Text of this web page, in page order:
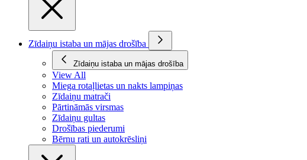
Zīdaiņu istaba un mājas drošība
Zīdaiņu istaba un mājas drošība
View All
Miega rotaļlietas un nakts lampiņas
Zīdaiņu matrači
Pārtināmās virsmas
Zīdaiņu gultas
Drošības piederumi
Bērnu rati un autokrēsliņi